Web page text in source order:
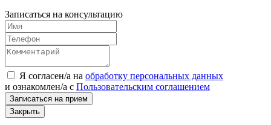
Записаться на консультацию
Я согласен/а на обработку персональных данных
и ознакомлен/а с Пользовательским соглашением
Записаться на прием
Закрыть